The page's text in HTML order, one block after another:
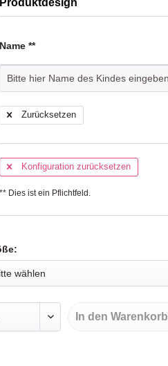
Produktdesign
Name **
Zurücksetzen
Konfiguration zurücksetzen
** Dies ist ein Pflichtfeld.
In den Warenkorb